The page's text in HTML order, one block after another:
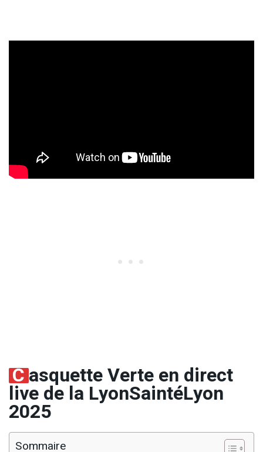
Casquette Verte en direct
live de la LyonSaintéLyon
2025
Sommaire